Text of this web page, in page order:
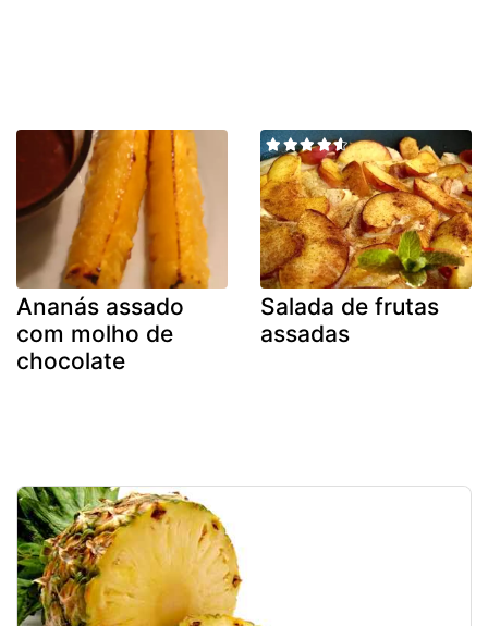
Ananás assado
com molho de
chocolate
Salada de frutas
assadas